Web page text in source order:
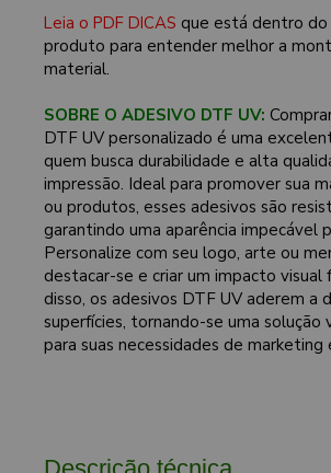
Leia o PDF DICAS que está dentro
produto para entender melhor a
material.
SOBRE O ADESIVO DTF UV:
DTF UV personalizado é uma
quem busca durabilidade e alta
impressão. Ideal para promover sua
ou produtos, esses adesivos são
garantindo uma aparência impecável
Personalize com seu logo, arte ou
destacar-se e criar um impacto visual
disso, os adesivos DTF UV aderem a
superfícies, tornando-se uma solução
para suas necessidades de marketing